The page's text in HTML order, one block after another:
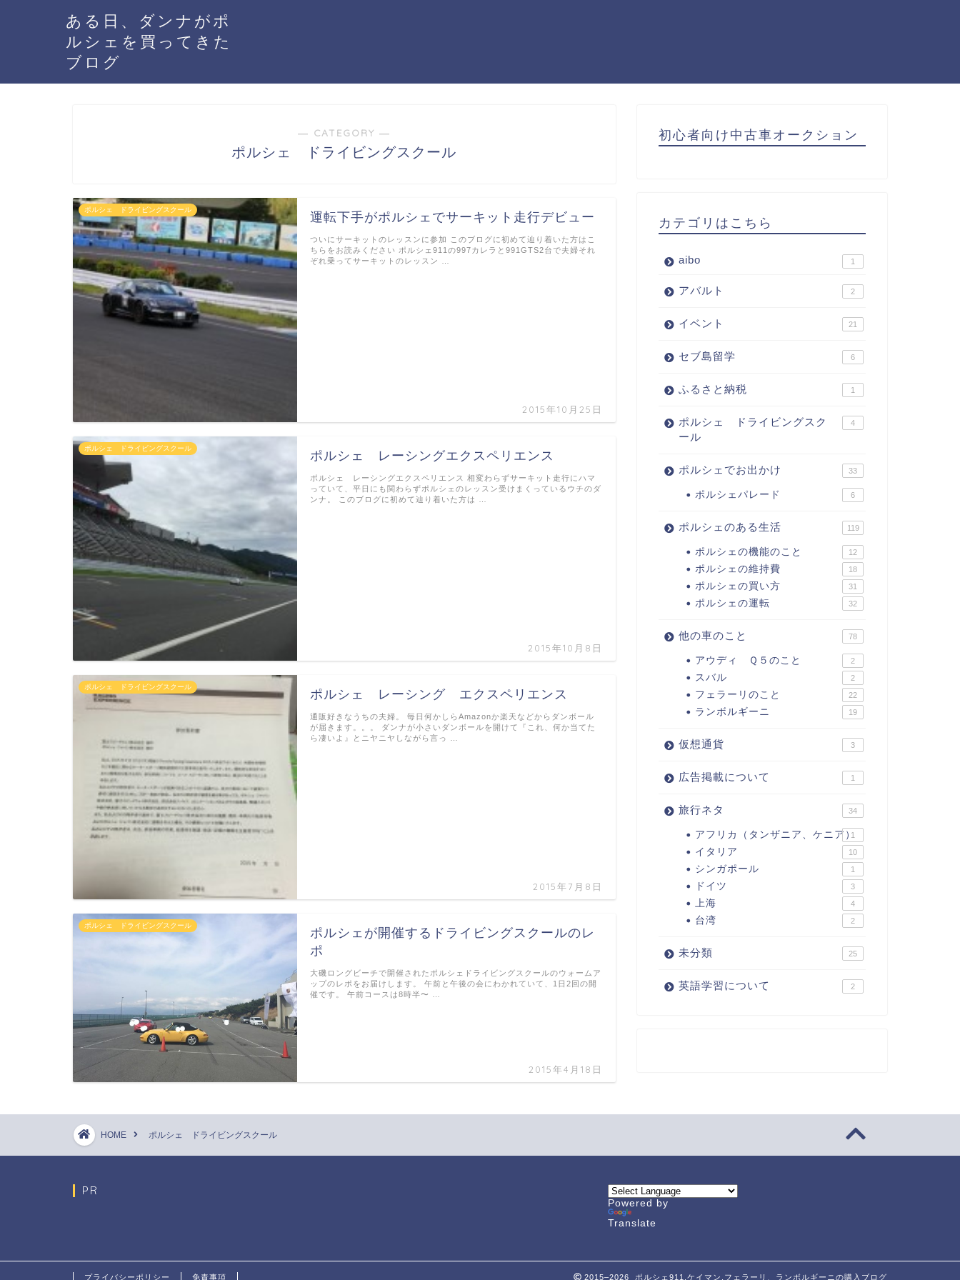
ある日、ダンナがポ
ルシェを買ってきた
ブログ
― CATEGORY ―
ポルシェ ドライビングスクール
ポルシェ ドライビングスクール
運転下手がポルシェでサーキット走行デビュー
2015年10月25日
ついにサーキットのレッスンに参加 このブログに初めて辿り着いた方はこ
ちらをお読みください ポルシェ911の997カレラと991GTS2台で夫婦それ
ぞれ乗ってサーキットのレッスン …
ポルシェ ドライビングスクール
ポルシェ レーシングエクスペリエンス
2015年10月8日
ポルシェ レーシングエクスペリエンス 相変わらずサーキット走行にハマ
っていて、平日にも関わらずポルシェのレッスン受けまくっているウチのダ
ンナ。 このブログに初めて辿り着いた方は …
ポルシェ ドライビングスクール
ポルシェ レーシング エクスペリエンス
2015年7月8日
通販好きなうちの夫婦。 毎日何かしらAmazonか楽天などからダンボール
が届きます。。。 ダンナが小さいダンボールを開けて『これ、何か当てた
ら凄いよ』とニヤニヤしながら言っ …
ポルシェ ドライビングスクール
ポルシェが開催するドライビングスクールのレ
ポ
2015年4月18日
大磯ロングビーチで開催されたポルシェドライビングスクールのウォームア
ップのレポをお届けします。 午前と午後の会にわかれていて、1日2回の開
催です。 午前コースは8時半〜 …
初心者向け中古車オークション
カテゴリはこちら
aibo 1
アバルト 2
イベント 21
セブ島留学 6
ふるさと納税 1
ポルシェ ドライビングスク
ール
4
ポルシェでお出かけ 33
ポルシェパレード 6
ポルシェのある生活 119
ポルシェの機能のこと 12
ポルシェの維持費 18
ポルシェの買い方 31
ポルシェの運転 32
他の車のこと 78
アウディ Ｑ５のこと 2
スバル 2
フェラーリのこと 22
ランボルギーニ 19
仮想通貨 3
広告掲載について 1
旅行ネタ 34
アフリカ（タンザニア、ケニア）
1
イタリア 10
シンガポール 1
ドイツ 3
上海 4
台湾 2
未分類 25
英語学習について 2
HOME ポルシェ ドライビングスクール
PR
Powered by
Translate
プライバシーポリシー 免責事項 2015–2026 ポルシェ911,ケイマン,フェラーリ、ランボルギーニの購入ブログ